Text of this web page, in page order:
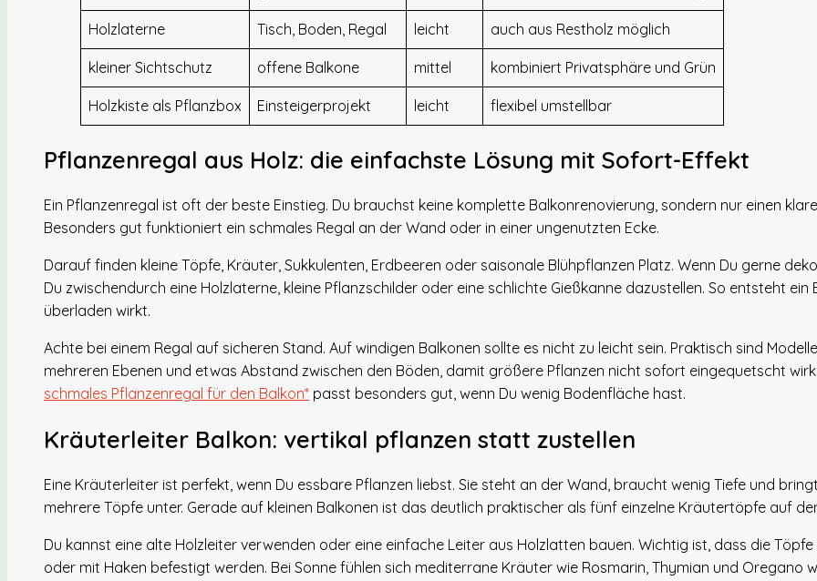
Holzlaterne Tisch, Boden, Regal leicht auch aus Restholz möglich
kleiner Sichtschutz offene Balkone mittel kombiniert Privatsphäre und Grün
Holzkiste als Pflanzbox Einsteigerprojekt leicht flexibel umstellbar
Pflanzenregal aus Holz: die einfachste Lösung mit Sofort-Effekt
Ein Pflanzenregal ist oft der beste Einstieg. Du brauchst keine komplette Balkonrenovierung, sondern nur einen
Besonders gut funktioniert ein schmales Regal an der Wand oder in einer ungenutzten Ecke.
Darauf finden kleine Töpfe, Kräuter, Sukkulenten, Erdbeeren oder saisonale Blühpflanzen Platz. Wenn Du gerne
Du zwischendurch eine Holzlaterne, kleine Pflanzschilder oder eine schlichte Gießkanne dazustellen. So entsteht ein
überladen wirkt.
Achte bei einem Regal auf sicheren Stand. Auf windigen Balkonen sollte es nicht zu leicht sein. Praktisch sind
mehreren Ebenen und etwas Abstand zwischen den Böden, damit größere Pflanzen nicht sofort eingequetscht
schmales Pflanzenregal für den Balkon* passt besonders gut, wenn Du wenig Bodenfläche hast.
Kräuterleiter Balkon: vertikal pflanzen statt zustellen
Eine Kräuterleiter ist perfekt, wenn Du essbare Pflanzen liebst. Sie steht an der Wand, braucht wenig Tiefe und
mehrere Töpfe unter. Gerade auf kleinen Balkonen ist das deutlich praktischer als fünf einzelne Kräutertöpfe auf
Du kannst eine alte Holzleiter verwenden oder eine einfache Leiter aus Holzlatten bauen. Wichtig ist, dass die
oder mit Haken befestigt werden. Bei Sonne fühlen sich mediterrane Kräuter wie Rosmarin, Thymian und Oregano